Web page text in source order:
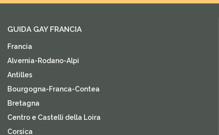
GUIDA GAY FRANCIA
Francia
Alvernia-Rodano-Alpi
Antilles
Bourgogna-Franca-Contea
Bretagna
Centro e Castelli della Loira
Corsica